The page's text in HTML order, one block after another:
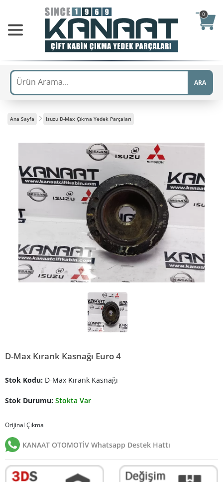
0
ARA
Ana Sayfa Isuzu D-Max Çıkma Yedek Parçaları
D-Max Kırank Kasnağı Euro 4
Stok Kodu: D-Max Kırank Kasnağı
Stok Durumu: Stokta Var
Orijinal Çıkma
KANAAT OTOMOTİV Whatsapp Destek Hattı